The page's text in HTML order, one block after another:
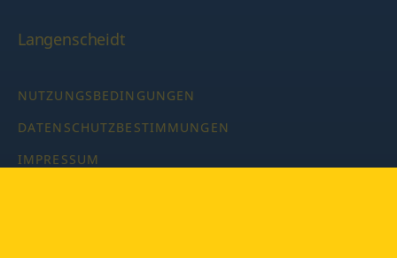
Langenscheidt
NUTZUNGSBEDINGUNGEN
DATENSCHUTZBESTIMMUNGEN
IMPRESSUM